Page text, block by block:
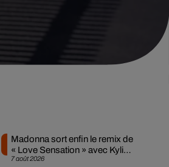
7 août 2026
Madonna sort enfin le remix de
« Love Sensation » avec Kylie
Minogue